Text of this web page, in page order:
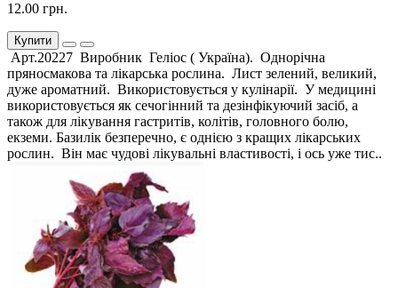
12.00 грн.
Купити
Арт.20227 Виробник Геліос ( Україна). Однорічна
пряносмакова та лікарська рослина. Лист зелений, великий,
дуже ароматний. Використовується у кулінарії. У медицині
використовується як сечогінний та дезінфікуючий засіб, а
також для лікування гастритів, колітів, головного болю,
екземи. Базилік безперечно, є однією з кращих лікарських
рослин. Він має чудові лікувальні властивості, і ось уже тис..